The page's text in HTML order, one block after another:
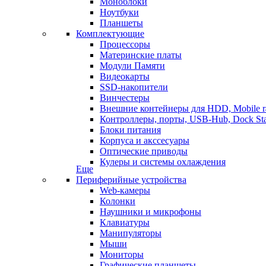
Ноутбуки
Планшеты
Комплектующие
Процессоры
Материнские платы
Модули Памяти
Видеокарты
SSD-накопители
Винчестеры
Внешние контейнеры для HDD, Mobile
Контроллеры, порты, USB-Hub, Dock
Блоки питания
Корпуса и акссесуары
Оптические приводы
Кулеры и системы охлаждения
Еще
Периферийные устройства
Web-камеры
Колонки
Наушники и микрофоны
Клавиатуры
Манипуляторы
Мыши
Мониторы